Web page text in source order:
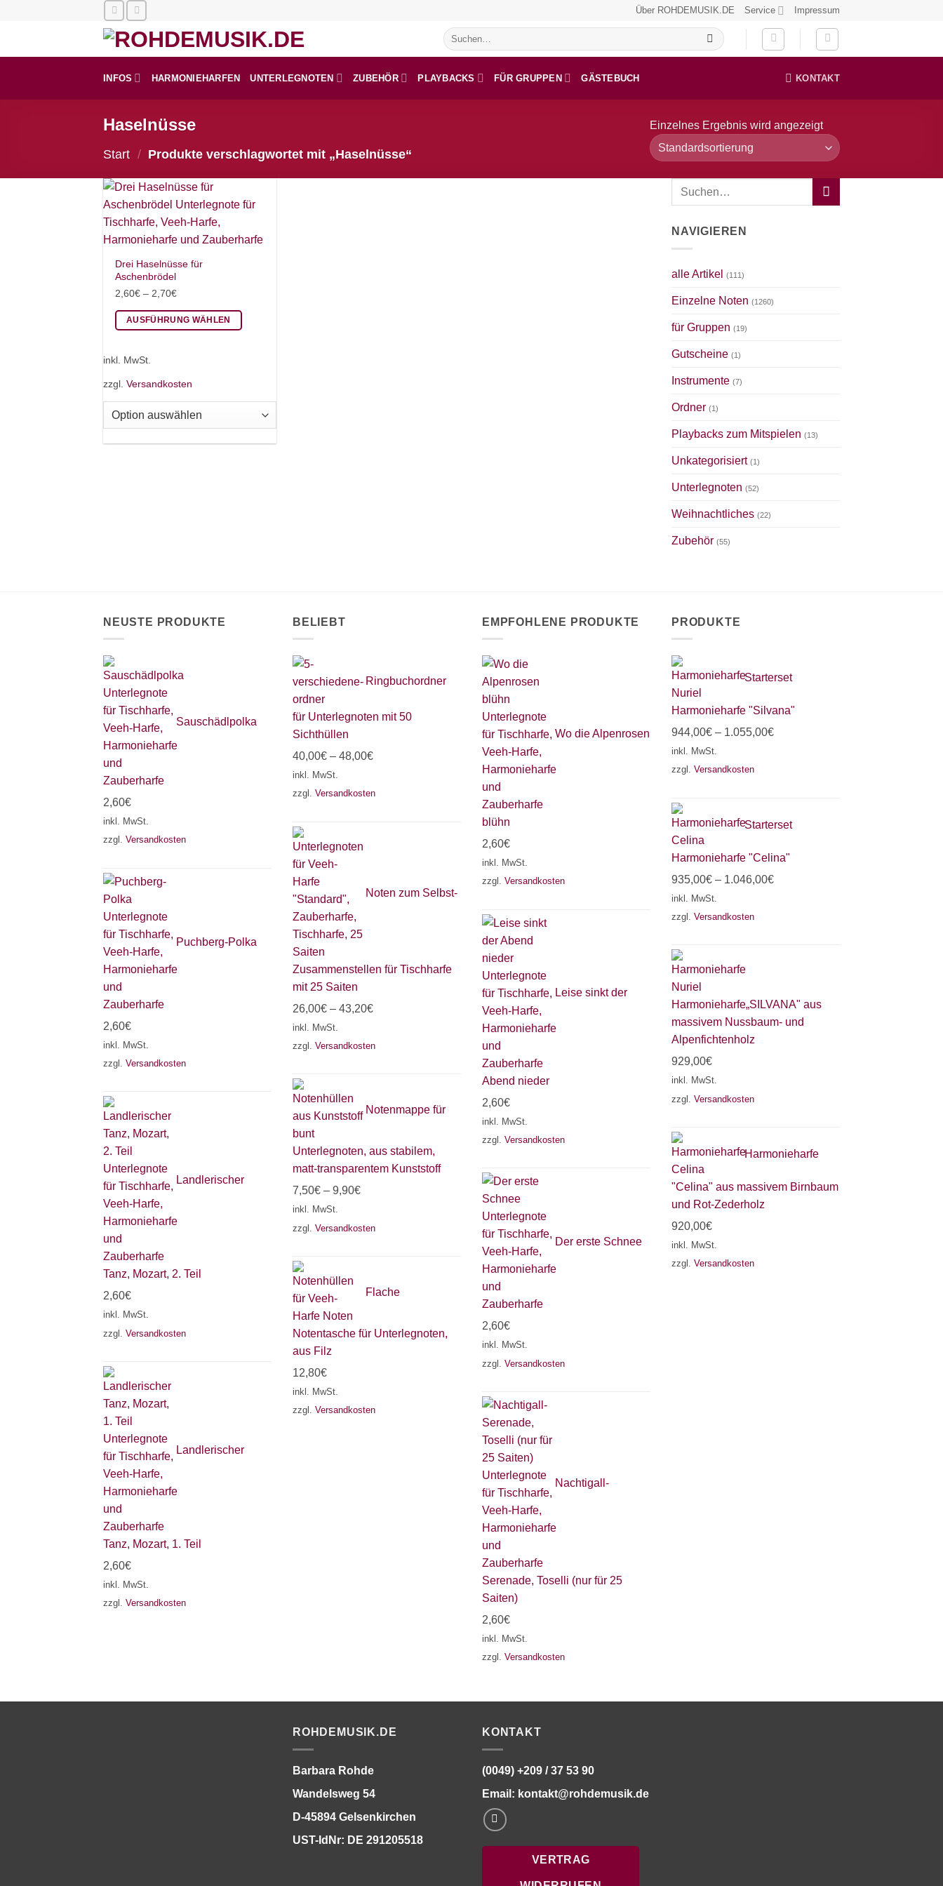
Über ROHDEMUSIK.DE Service Impressum
Suchen
nach:
INFOS HARMONIEHARFEN UNTERLEGNOTEN ZUBEHÖR PLAYBACKS FÜR GRUPPEN GÄSTEBUCH KONTAKT
Haselnüsse
Start / Produkte verschlagwortet mit „Haselnüsse“
Einzelnes Ergebnis wird angezeigt
Drei Haselnüsse für
Aschenbrödel
2,60€ –2,70€
AUSFÜHRUNG WÄHLEN
mehrere
Varianten
auf.
inkl. MwSt.
zzgl. Versandkosten
NAVIGIEREN
alle Artikel (111)
Einzelne Noten (1260)
für Gruppen (19)
Gutscheine (1)
Instrumente (7)
Ordner (1)
Playbacks zum Mitspielen (13)
Unkategorisiert (1)
Unterlegnoten (52)
Weihnachtliches (22)
Zubehör (55)
NEUSTE PRODUKTE
Sauschädlpolka
2,60€
inkl. MwSt.
zzgl. Versandkosten
Puchberg-Polka
2,60€
inkl. MwSt.
zzgl. Versandkosten
Landlerischer
Tanz, Mozart, 2. Teil
2,60€
inkl. MwSt.
zzgl. Versandkosten
Landlerischer
Tanz, Mozart, 1. Teil
2,60€
inkl. MwSt.
zzgl. Versandkosten
BELIEBT
Ringbuchordner
für Unterlegnoten mit 50
Sichthüllen
40,00€ – 48,00€
inkl. MwSt.
zzgl. Versandkosten
Noten zum Selbst-
Zusammenstellen für Tischharfe
mit 25 Saiten
26,00€ – 43,20€
inkl. MwSt.
zzgl. Versandkosten
Notenmappe für
Unterlegnoten, aus stabilem,
matt-transparentem Kunststoff
7,50€ – 9,90€
inkl. MwSt.
zzgl. Versandkosten
Flache
Notentasche für Unterlegnoten,
aus Filz
12,80€
inkl. MwSt.
zzgl. Versandkosten
EMPFOHLENE PRODUKTE
Wo die Alpenrosen
blühn
2,60€
inkl. MwSt.
zzgl. Versandkosten
Leise sinkt der
Abend nieder
2,60€
inkl. MwSt.
zzgl. Versandkosten
Der erste Schnee
2,60€
inkl. MwSt.
zzgl. Versandkosten
Nachtigall-
Serenade, Toselli (nur für 25
Saiten)
2,60€
inkl. MwSt.
zzgl. Versandkosten
PRODUKTE
Starterset
Harmonieharfe "Silvana"
944,00€ – 1.055,00€
inkl. MwSt.
zzgl. Versandkosten
Starterset
Harmonieharfe "Celina"
935,00€ – 1.046,00€
inkl. MwSt.
zzgl. Versandkosten
Harmonieharfe„SILVANA" aus
massivem Nussbaum- und
Alpenfichtenholz
929,00€
inkl. MwSt.
zzgl. Versandkosten
Harmonieharfe
"Celina" aus massivem Birnbaum
und Rot-Zederholz
920,00€
inkl. MwSt.
zzgl. Versandkosten
ROHDEMUSIK.DE
Barbara Rohde
Wandelsweg 54
D-45894 Gelsenkirchen
UST-IdNr: DE 291205518
KONTAKT
(0049) +209 / 37 53 90
Email: kontakt@rohdemusik.de
VERTRAG